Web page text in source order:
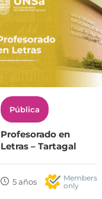
Pública
Profesorado en
Letras – Tartagal
5 años
Members
only